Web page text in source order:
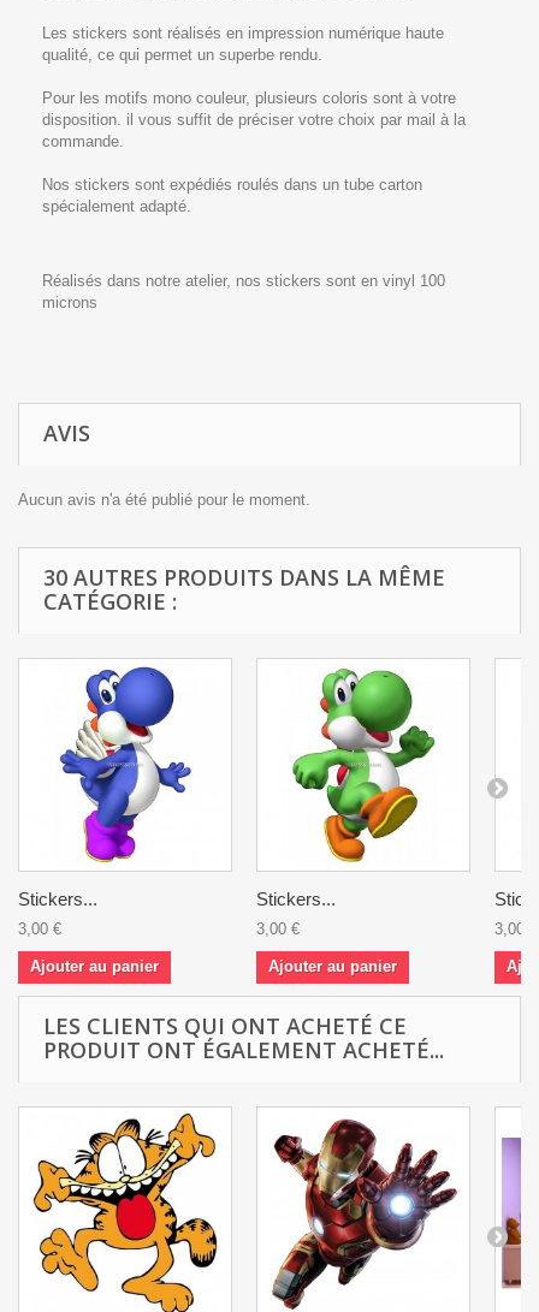
Les stickers sont réalisés en impression numérique haute
qualité, ce qui permet un superbe rendu.
Pour les motifs mono couleur, plusieurs coloris sont à votre
disposition. il vous suffit de préciser votre choix par mail à la
commande.
Nos stickers sont expédiés roulés dans un tube carton
spécialement adapté.
Réalisés dans notre atelier, nos stickers sont en vinyl 100
microns
AVIS
Aucun avis n'a été publié pour le moment.
30 AUTRES PRODUITS DANS LA MÊME
CATÉGORIE :
Stickers...
3,00 €
Ajouter au panier
Stickers...
3,00 €
Ajouter au panier
3,00 €
LES CLIENTS QUI ONT ACHETÉ CE
PRODUIT ONT ÉGALEMENT ACHETÉ...